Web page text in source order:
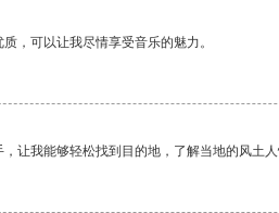
，可以让我尽情享受音乐的魅力。
让我能够轻松找到目的地，了解当地的风土